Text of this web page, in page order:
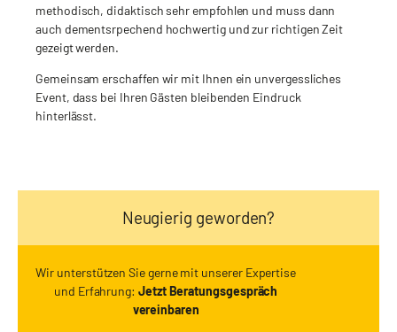
methodisch, didaktisch sehr empfohlen und muss dann
auch dementsrpechend hochwertig und zur richtigen Zeit
gezeigt werden.
Gemeinsam erschaffen wir mit Ihnen ein unvergessliches
Event, dass bei Ihren Gästen bleibenden Eindruck
hinterlässt.
Neugierig geworden?
Wir unterstützen Sie gerne mit unserer Expertise
und Erfahrung: Jetzt Beratungsgespräch
vereinbaren